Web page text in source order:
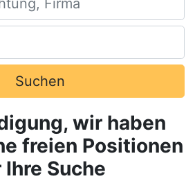
Suchen
wir haben
freien Positionen
Suche